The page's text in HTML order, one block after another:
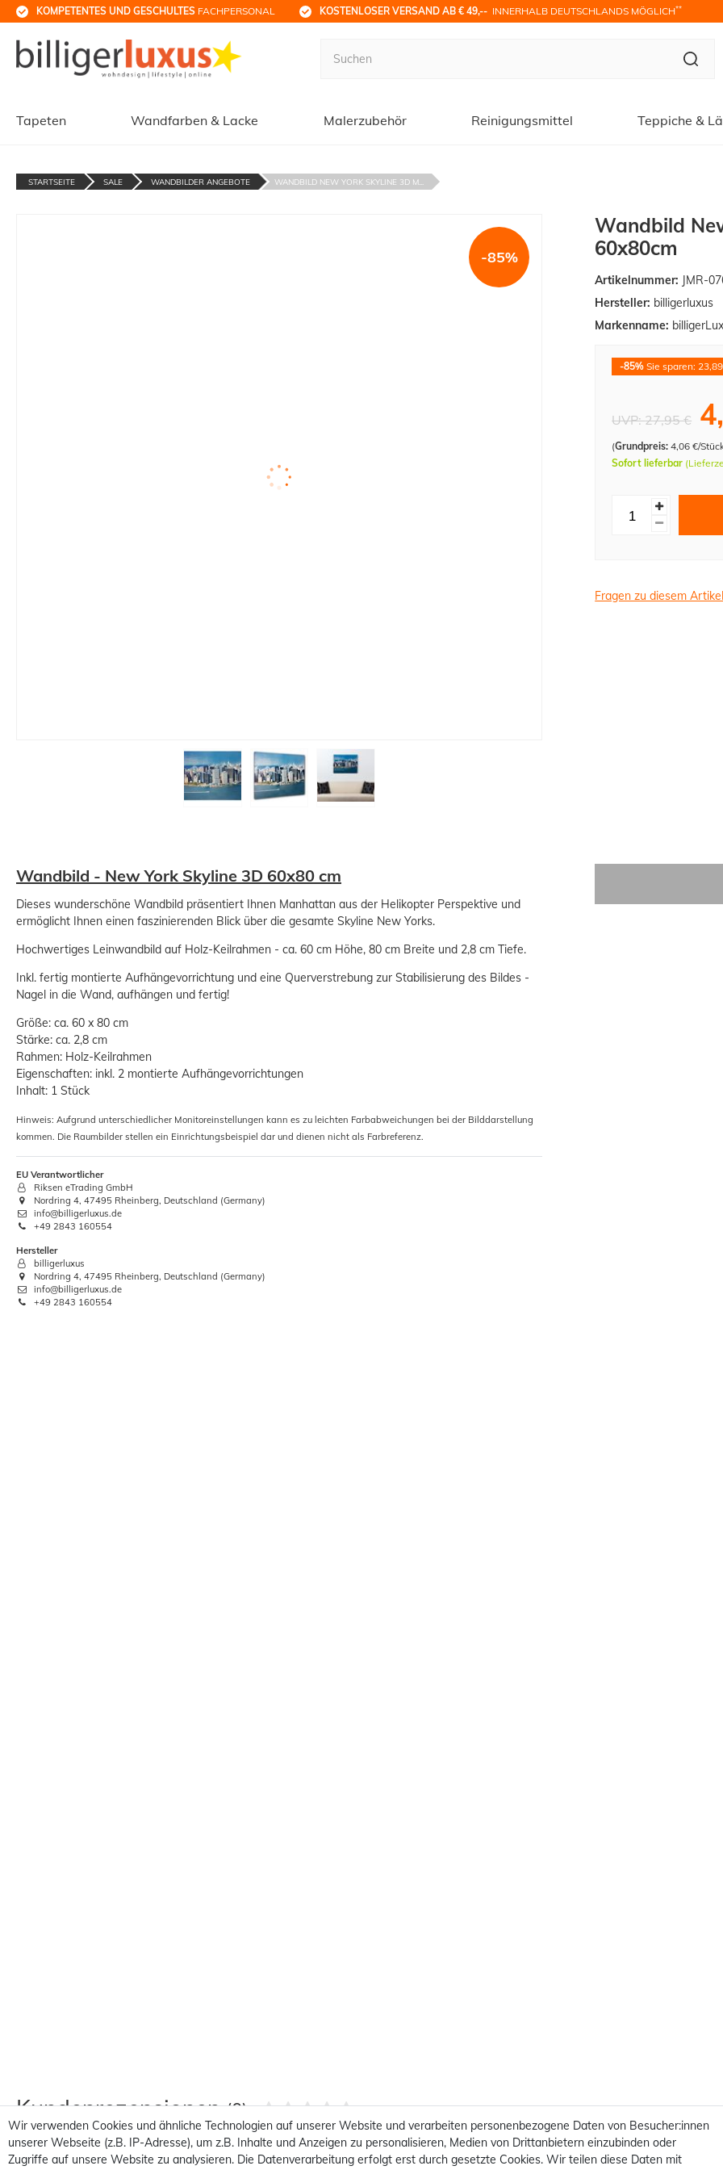
KOMPETENTES UND GESCHULTES FACHPERSONAL KOSTENLOSER VERSAND AB € 49,-- INNERHALB DEUTSCHLANDS MÖGLICH**
Tapeten Wandfarben & Lacke Malerzubehör Reinigungsmittel Teppiche &
STARTSEITE SALE WANDBILDER ANGEBOTE WANDBILD NEW YORK SKYLINE 3D M...
-85%
Wandbild
60x80cm
Artikelnummer: JMR-
Hersteller: billigerluxus
Markenname:
-85% Sie sparen:
UVP:27,95 €
(Grundpreis: 4,06 €/
Sofort lieferbar
Fragen zu diesem
Wandbild - New York Skyline 3D 60x80 cm
Dieses wunderschöne Wandbild präsentiert Ihnen Manhattan aus der Helikopter Perspektive und
ermöglicht Ihnen einen faszinierenden Blick über die gesamte Skyline New Yorks.
Hochwertiges Leinwandbild auf Holz-Keilrahmen - ca. 60 cm Höhe, 80 cm Breite und 2,8 cm Tiefe.
Inkl. fertig montierte Aufhängevorrichtung und eine Querverstrebung zur Stabilisierung des Bildes -
Nagel in die Wand, aufhängen und fertig!
Größe: ca. 60 x 80 cm
Stärke: ca. 2,8 cm
Rahmen: Holz-Keilrahmen
Eigenschaften: inkl. 2 montierte Aufhängevorrichtungen
Inhalt: 1 Stück
Hinweis: Aufgrund unterschiedlicher Monitoreinstellungen kann es zu leichten Farbabweichungen bei der Bilddarstellung
kommen. Die Raumbilder stellen ein Einrichtungsbeispiel dar und dienen nicht als Farbreferenz.
EU Verantwortlicher
Riksen eTrading GmbH
Nordring 4, 47495 Rheinberg, Deutschland (Germany)
info@billigerluxus.de
+49 2843 160554
Hersteller
billigerluxus
Nordring 4, 47495 Rheinberg, Deutschland (Germany)
info@billigerluxus.de
+49 2843 160554
Kundenrezensionen(0)
5
0
Melden Sie sich an, um eine
Wir verwenden Cookies und ähnliche Technologien auf unserer Website und verarbeiten personenbezogene Daten von Besucher:innen
unserer Webseite (z.B. IP-Adresse), um z.B. Inhalte und Anzeigen zu personalisieren, Medien von Drittanbietern einzubinden oder
Zugriffe auf unsere Website zu analysieren. Die Datenverarbeitung erfolgt erst durch gesetzte Cookies. Wir teilen diese Daten mit